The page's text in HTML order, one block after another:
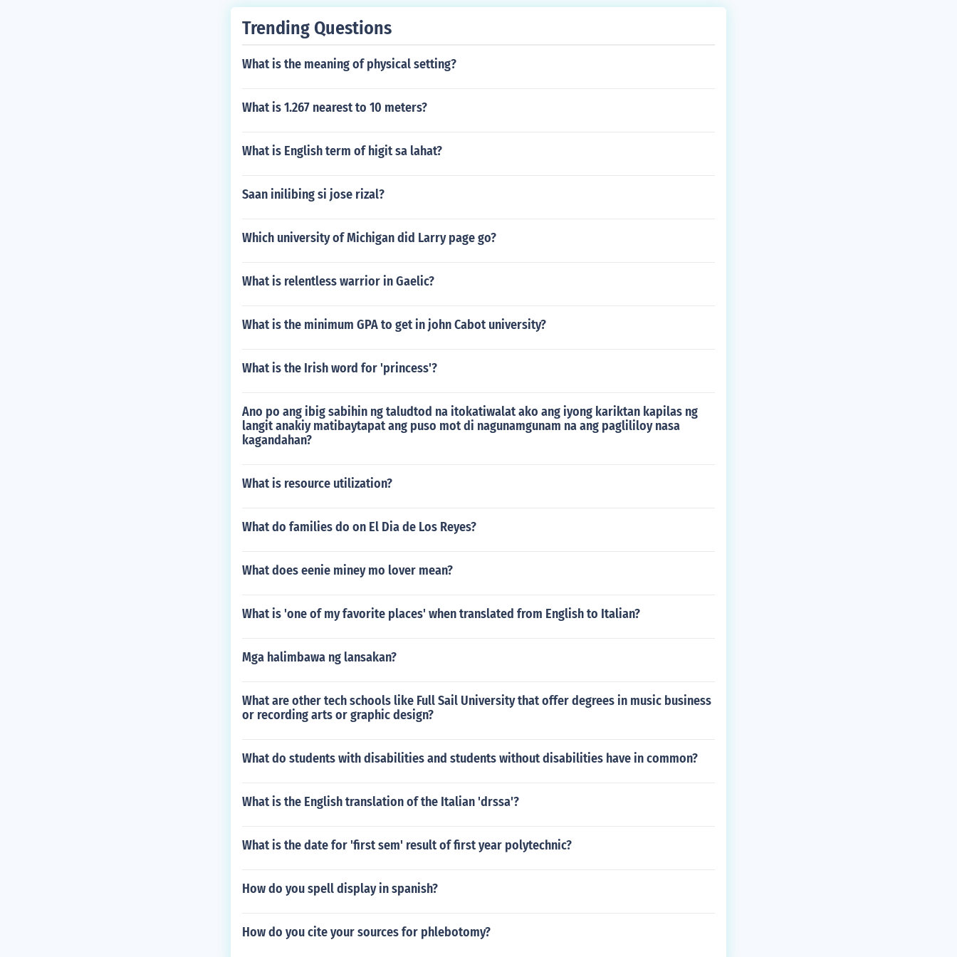
Trending Questions
What is the meaning of physical setting?
What is 1.267 nearest to 10 meters?
What is English term of higit sa lahat?
Saan inilibing si jose rizal?
Which university of Michigan did Larry page go?
What is relentless warrior in Gaelic?
What is the minimum GPA to get in john Cabot university?
What is the Irish word for 'princess'?
Ano po ang ibig sabihin ng taludtod na itokatiwalat ako ang iyong kariktan kapilas ng
langit anakiy matibaytapat ang puso mot di nagunamgunam na ang paglililoy nasa
kagandahan?
What is resource utilization?
What do families do on El Dia de Los Reyes?
What does eenie miney mo lover mean?
What is 'one of my favorite places' when translated from English to Italian?
Mga halimbawa ng lansakan?
What are other tech schools like Full Sail University that offer degrees in music business
or recording arts or graphic design?
What do students with disabilities and students without disabilities have in common?
What is the English translation of the Italian 'drssa'?
What is the date for 'first sem' result of first year polytechnic?
How do you spell display in spanish?
How do you cite your sources for phlebotomy?